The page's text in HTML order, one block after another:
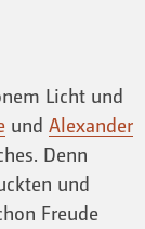
Licht und
und Alexander
Denn
und
Freude